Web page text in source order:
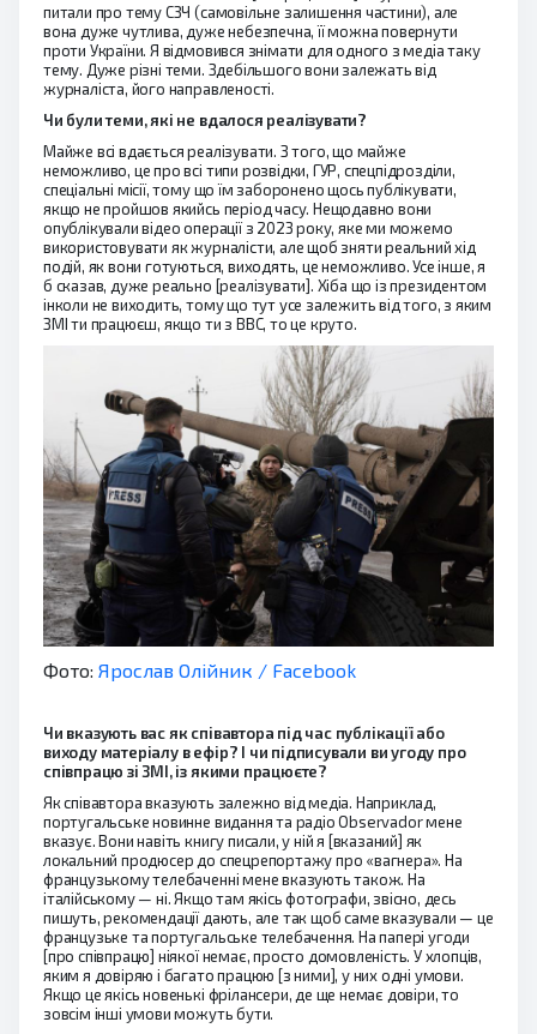
питали про тему СЗЧ (самовільне залишення частини), але
вона дуже чутлива, дуже небезпечна, її можна повернути
проти України. Я відмовився знімати для одного з медіа таку
тему. Дуже різні теми. Здебільшого вони залежать від
журналіста, його направленості.
Чи були теми, які не вдалося реалізувати?
Майже всі вдається реалізувати. З того, що майже
неможливо, це про всі типи розвідки, ГУР, спецпідрозділи,
спеціальні місії, тому що їм заборонено щось публікувати,
якщо не пройшов якийсь період часу. Нещодавно вони
опублікували відео операції з 2023 року, яке ми можемо
використовувати як журналісти, але щоб зняти реальний хід
подій, як вони готуються, виходять, це неможливо. Усе інше, я
б сказав, дуже реально [реалізувати]. Хіба що із президентом
інколи не виходить, тому що тут усе залежить від того, з яким
ЗМІ ти працюєш, якщо ти з BBC, то це круто.
Фото: Ярослав Олійник / Facebook
Чи вказують вас як співавтора під час публікації або
виходу матеріалу в ефір? І чи підписували ви угоду про
співпрацю зі ЗМІ, із якими працюєте?
Як співавтора вказують залежно від медіа. Наприклад,
португальське новинне видання та радіо Observador мене
вказує. Вони навіть книгу писали, у ній я [вказаний] як
локальний продюсер до спецрепортажу про «вагнера». На
французькому телебаченні мене вказують також. На
італійському — ні. Якщо там якісь фотографи, звісно, десь
пишуть, рекомендації дають, але так щоб саме вказували — це
французьке та португальське телебачення. На папері угоди
[про співпрацю] ніякої немає, просто домовленість. У хлопців,
яким я довіряю і багато працюю [з ними], у них одні умови.
Якщо це якісь новенькі фрілансери, де ще немає довіри, то
зовсім інші умови можуть бути.